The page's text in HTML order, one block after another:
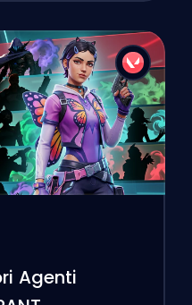
Agenti